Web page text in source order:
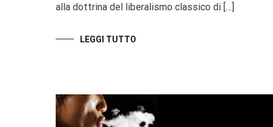
alla dottrina del liberalismo classico di […]
LEGGI TUTTO